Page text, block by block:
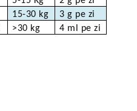
15-30 kg
3 g pe zi
>30 kg 4 ml pe zi